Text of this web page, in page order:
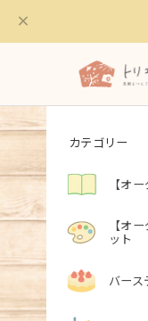
カテゴリー
【オ
【オ
ット
バース